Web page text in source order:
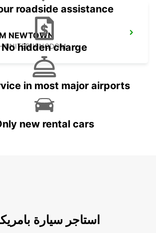
NEWTOWN
UNITED KINGDOM
roadside assistance
No hidden charge
in most major airports
new rental cars
استاجر سيارة